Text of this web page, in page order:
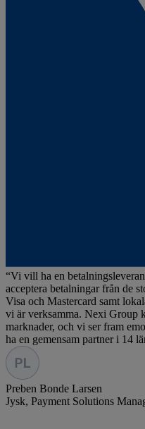
“Vi vill ha en
acceptera betalningar från de
Visa och Mastercard samt
vi är verksamma. Nexi Group
marknader, och vi ser fram
ha en gemensam partner i 14
Preben Bonde Larsen
Jysk, Payment Solutions